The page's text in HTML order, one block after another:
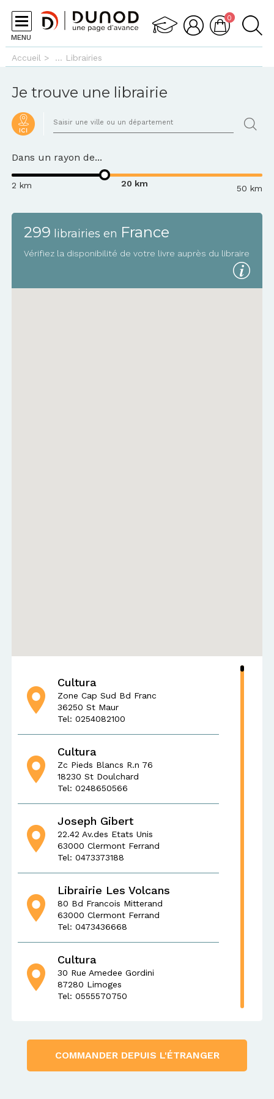
MENU
0
Vous êtes ici
Accueil > Librairies
Je trouve une librairie
VOTRE RECHERCHE :*
Dans un rayon de...
2 km 50 km
20 km
299 librairiesen France
Vérifiez la disponibilité de votre livre auprès du libraire
Cultura
Zone Cap Sud Bd Franc
36250 St Maur
Tel: 0254082100
Cultura
Zc Pieds Blancs R.n 76
18230 St Doulchard
Tel: 0248650566
Joseph Gibert
22.42 Av.des Etats Unis
63000 Clermont Ferrand
Tel: 0473373188
Librairie Les Volcans
80 Bd Francois Mitterand
63000 Clermont Ferrand
Tel: 0473436668
Cultura
30 Rue Amedee Gordini
87280 Limoges
Tel: 0555570750
Cent Jaude-18rd-allagnat
63000 Clermont Ferrand
COMMANDER DEPUIS L'ÉTRANGER